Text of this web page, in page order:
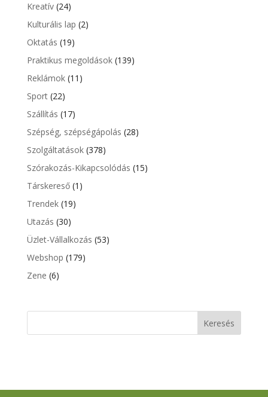
Kreatív(24)
Kulturális lap (2)
Oktatás (19)
Praktikus megoldások(139)
Reklámok(11)
Sport(22)
Szállítás (17)
Szépség, szépségápolás (28)
Szolgáltatások(378)
Szórakozás-Kikapcsolódás (15)
Társkereső(1)
Trendek(19)
Utazás (30)
Üzlet-Vállalkozás (53)
Webshop (179)
Zene (6)